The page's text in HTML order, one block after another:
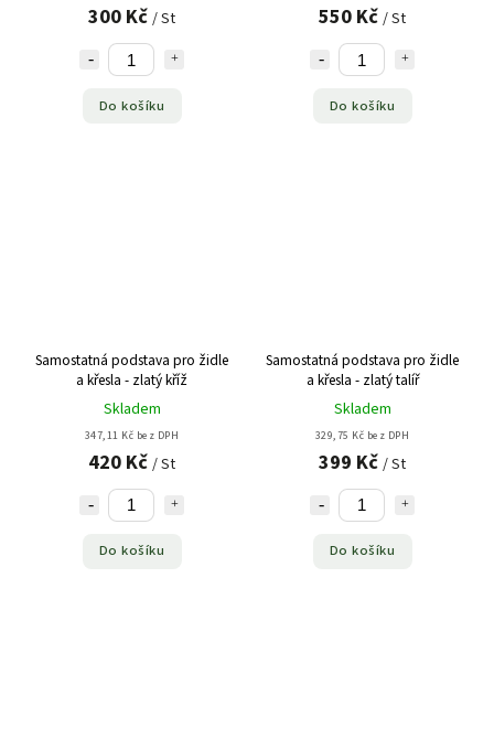
300 Kč / St
Do košíku
550 Kč / St
Do košíku
Samostatná podstava pro židle
a křesla - zlatý kříž
Skladem
347,11 Kč bez DPH
420 Kč / St
Do košíku
Samostatná podstava pro židle
a křesla - zlatý talíř
Skladem
329,75 Kč bez DPH
399 Kč / St
Do košíku